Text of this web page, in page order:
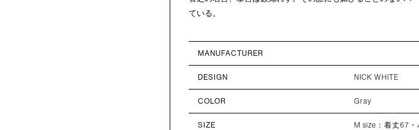
ている。
MANUFACTURER
DESIGN NICK WHITE
COLOR Gray
SIZE
M size：着丈67・